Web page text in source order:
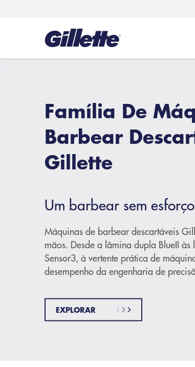
Família De
Barbear
Gillette
Um barbear sem
Máquinas de barbear descartáveis
mãos. Desde a lâmina dupla BlueII
Sensor3, à vertente prática de
desempenho da engenharia de
EXPLORAR